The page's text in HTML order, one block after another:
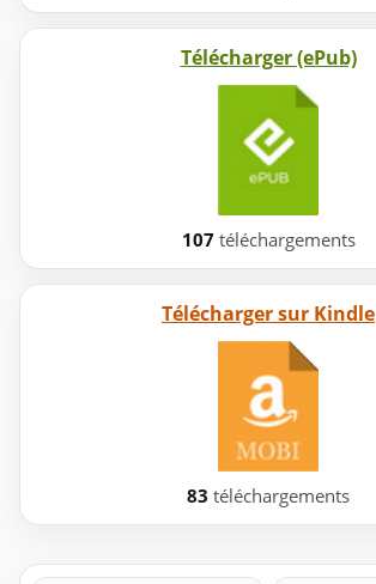
Télécharger (ePub)
107 téléchargements
Télécharger sur Kindle
83 téléchargements